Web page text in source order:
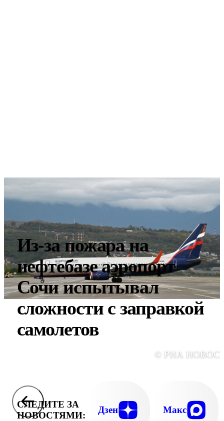
Из-за пожара на
нефтебазе аэропорт
Сочи испытывал
сложности с заправкой
самолетов
© РИА
СЛЕДИТЕ ЗА
НОВОСТЯМИ:
Дзен Макс